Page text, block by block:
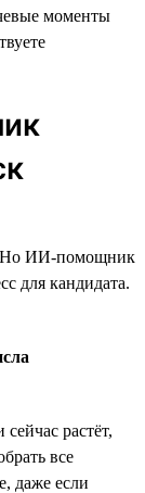
моменты
Но ИИ-помощник
для кандидата.
растёт,
все
даже если